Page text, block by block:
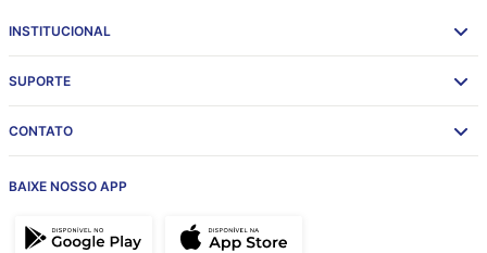
INSTITUCIONAL
SUPORTE
CONTATO
BAIXE NOSSO APP